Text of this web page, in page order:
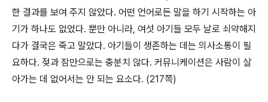
한 결과를 보여 주지 않았다. 어떤 언어로든 말을 하기 시작하는 아
기가 하나도 없었다. 뿐만 아니라, 여섯 아기들 모두 날로 쇠약해지
다가 결국은 죽고 말았다. 아기들이 생존하는 데는 의사소통이 필
요하다. 젖과 잠만으로는 충분치 않다. 커뮤니케이션은 사람이 살
아가는 데 없어서는 안 되는 요소다. (217쪽)